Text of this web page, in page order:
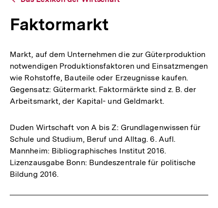
Übersicht
Faktormarkt
Markt, auf dem Unternehmen die zur Güterproduktion
notwendigen Produktionsfaktoren und Einsatzmengen
wie Rohstoffe, Bauteile oder Erzeugnisse kaufen.
Gegensatz: Gütermarkt. Faktormärkte sind z. B. der
Arbeitsmarkt, der Kapital- und Geldmarkt.
Duden Wirtschaft von A bis Z: Grundlagenwissen für
Schule und Studium, Beruf und Alltag. 6. Aufl.
Mannheim: Bibliographisches Institut 2016.
Lizenzausgabe Bonn: Bundeszentrale für politische
Bildung 2016.